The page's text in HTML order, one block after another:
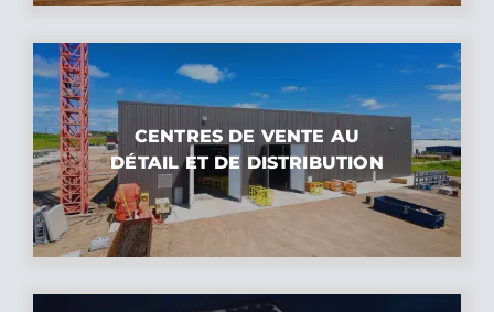
CENTRES DE VENTE AU
DÉTAIL ET DE DISTRIBUTION